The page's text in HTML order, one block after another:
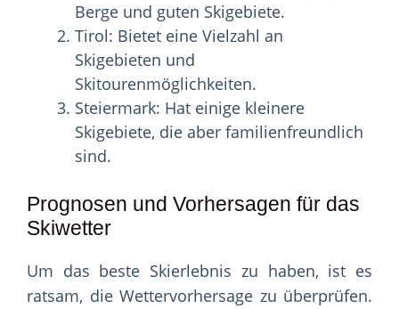
Berge und guten Skigebiete.
Tirol: Bietet eine Vielzahl an
Skigebieten und
Skitourenmöglichkeiten.
Steiermark: Hat einige kleinere
Skigebiete, die aber familienfreundlich
sind.
Prognosen und Vorhersagen für das
Skiwetter
Um das beste Skierlebnis zu haben, ist es
ratsam, die Wettervorhersage zu überprüfen.